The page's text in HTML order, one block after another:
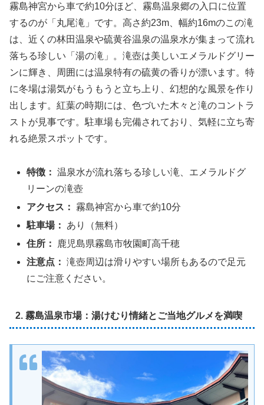
霧島神宮から車で約10分ほど、霧島温泉郷の入口に位置
するのが「丸尾滝」です。高さ約23m、幅約16mのこの滝
は、近くの林田温泉や硫黄谷温泉の温泉水が集まって流れ
落ちる珍しい「湯の滝」。滝壺は美しいエメラルドグリー
ンに輝き、周囲には温泉特有の硫黄の香りが漂います。特
に冬場は湯気がもうもうと立ち上り、幻想的な風景を作り
出します。紅葉の時期には、色づいた木々と滝のコントラ
ストが見事です。駐車場も完備されており、気軽に立ち寄
れる絶景スポットです。
特徴： 温泉水が流れ落ちる珍しい滝、エメラルドグ
リーンの滝壺
アクセス：
霧島神宮から車で約10分
駐車場：
あり（無料）
住所：
鹿児島県霧島市牧園町高千穂
注意点： 滝壺周辺は滑りやすい場所もあるので足元
にご注意ください。
2. 霧島温泉市場：湯けむり情緒とご当地グルメを満喫